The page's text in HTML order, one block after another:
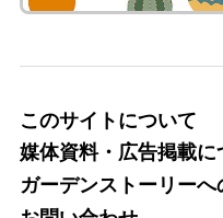
このサイトについて
媒体資料・広告掲載に
ガーデンストーリーへ